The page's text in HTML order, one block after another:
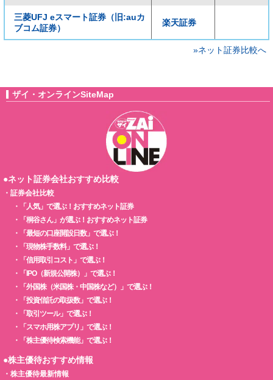
三菱UFJ eスマート証券（旧:auカ
ブコム証券）
楽天証券
»ネット証券比較へ
ザイ・オンラインSiteMap
●ネット証券会社おすすめ比較
・ 証券会社比較
・
「人気」で選ぶ！おすすめネット証券
・
「桐谷さん」が選ぶ！おすすめネット証券
・
「最短の口座開設日数」で選ぶ！
・
「現物株手数料」で選ぶ！
・
「信用取引コスト」で選ぶ！
・
「IPO（新規公開株）」で選ぶ！
・
「外国株（米国株・中国株など）」で選ぶ！
・
「投資信託の取扱数」で選ぶ！
・
「取引ツール」で選ぶ！
・
「スマホ用株アプリ」で選ぶ！
・
「株主優待検索機能」で選ぶ！
●株主優待おすすめ情報
・ 株主優待最新情報